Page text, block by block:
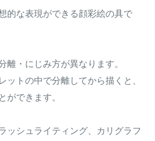
的な表現ができる顔彩絵の具で
離・にじみ方が異なります。
ットの中で分離してから描くと、
ができます。
ッシュライティング、カリグラフ